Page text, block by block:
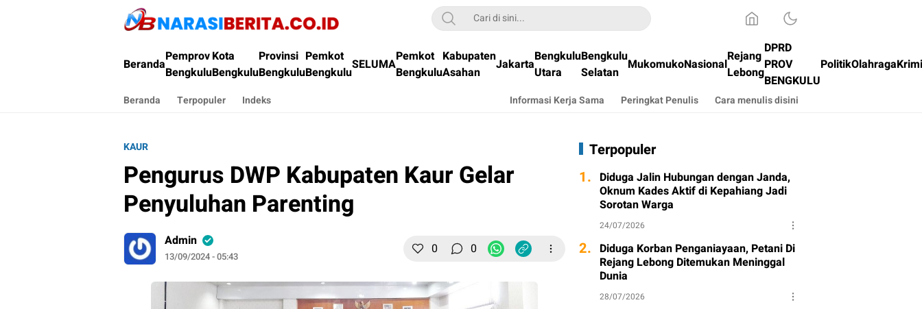
Narasi Berita
BerandaPemprov
Bengkulu
Kota
Bengkulu
Provinsi
Bengkulu
Pemkot
BengkuluSELUMAPemkot
Bengkulu
Kabupaten
Asahan
JakartaBengkulu
Utara
Bengkulu
Selatan MukomukoNasionalRejang
Lebong
DPRD
PROV
BENGKULU
PolitikOlahraga
Beranda Terpopuler Indeks Informasi Kerja Sama Peringkat Penulis Cara menulis disini
KAUR
Pengurus DWP Kabupaten Kaur Gelar
Penyuluhan Parenting
Admin
13/09/2024 - 05:43 0 0
Terpopuler
1. Diduga Jalin Hubungan dengan Janda,
Oknum Kades Aktif di Kepahiang Jadi
Sorotan Warga
24/07/2026
2. Diduga Korban Penganiayaan, Petani Di
Rejang Lebong Ditemukan Meninggal
Dunia
28/07/2026